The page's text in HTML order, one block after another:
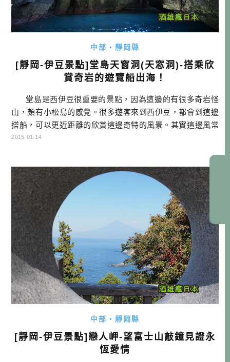
中部・靜岡縣
[靜岡-伊豆景點]堂島天窗洞(天窓洞)-搭乘欣
賞奇岩的遊覽船出海！
堂島是西伊豆很重要的景點，因為這邊的有很多奇岩怪
山，頗有小松島的感覺。很多遊客來到西伊豆，都會到這邊
搭船，可以更近距離的欣賞這邊奇特的風景。其實這邊風常
常很大，海相常常不是很好，所以開船的船長，一定要經過
為比較在近海行駛，所以才沒有停駛。但船才開出去， […]…
2015-01-14
中部・靜岡縣
[靜岡-伊豆景點]戀人岬-望富士山敲鐘見證永
恆愛情